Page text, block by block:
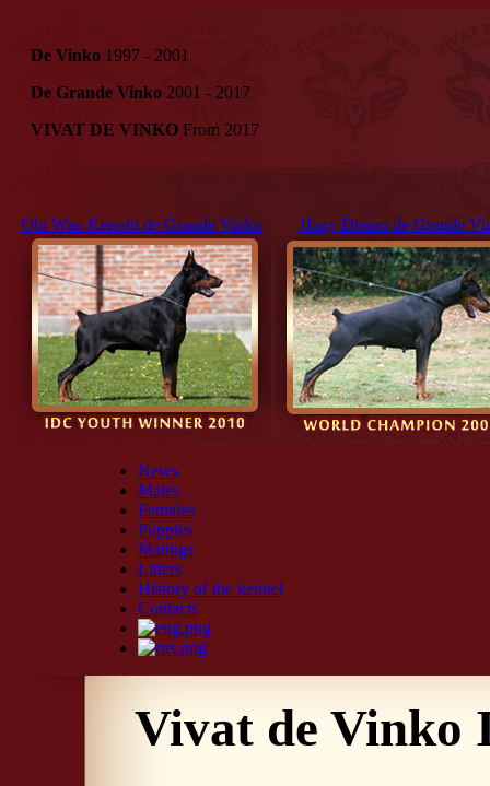
De Vinko 1997 - 2001
De Grande Vinko 2001 - 2017
VIVAT DE VINKO From 2017
Obi Wan Kenobi de Grande Vinko Hazy Dream de Grande
News
Males
Females
Puppies
Matings
Litters
History of the kennel
Contacts
Vivat de Vinko